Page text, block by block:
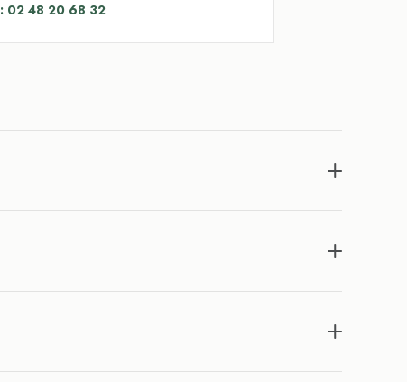
: 02 48 20 68 32